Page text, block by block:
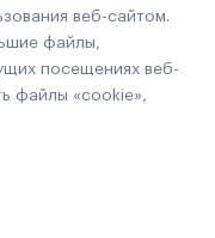
веб-сайтом.
файлы,
посещениях веб-
файлы «cookie»,